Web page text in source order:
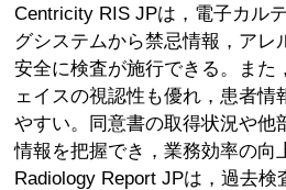
Centricity RIS JPは，電子カル
グシステムから禁忌情報，アレ
安全に検査が施行できる。また
ェイスの視認性も優れ，患者情
やすい。同意書の取得状況や他
情報を把握でき，業務効率の向
Radiology Report JPは，過去